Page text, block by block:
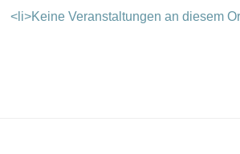
<li>Keine Veranstaltungen an diesem